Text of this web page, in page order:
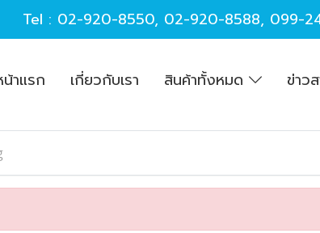
Tel : 02-920-8550, 02-920-8588, 099-
น้าแรก เกี่ยวกับเรา สินค้าทั้งหมด ข่าว